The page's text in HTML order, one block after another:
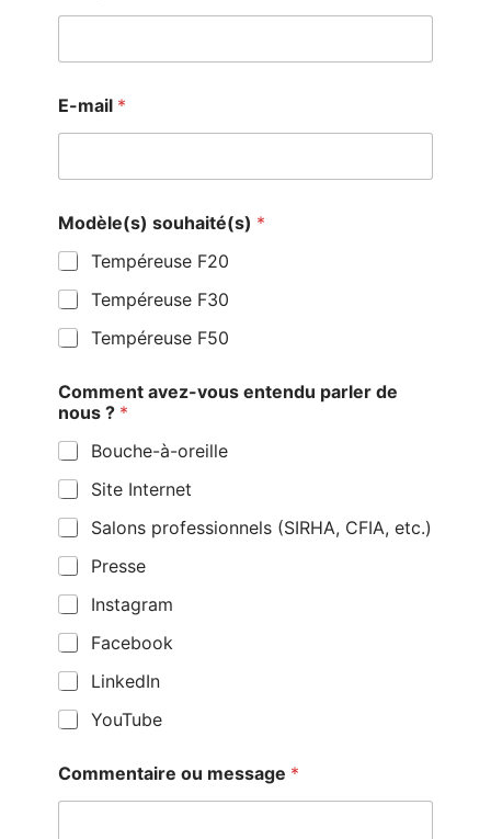
E-mail *
Modèle(s) souhaité(s) *
Tempéreuse F20
Tempéreuse F30
Tempéreuse F50
Comment avez-vous entendu parler de
nous ? *
Bouche-à-oreille
Site Internet
Salons professionnels (SIRHA, CFIA, etc.)
Presse
Instagram
Facebook
LinkedIn
YouTube
Commentaire ou message *